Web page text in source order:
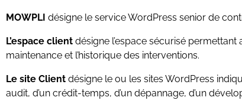
MOWPLI désigne le service WordPress senior de
L’espace client désigne l’espace sécurisé
maintenance et l’historique des interventions.
Le site Client désigne le ou les sites WordPress
audit, d’un crédit-temps, d’un dépannage, d’un